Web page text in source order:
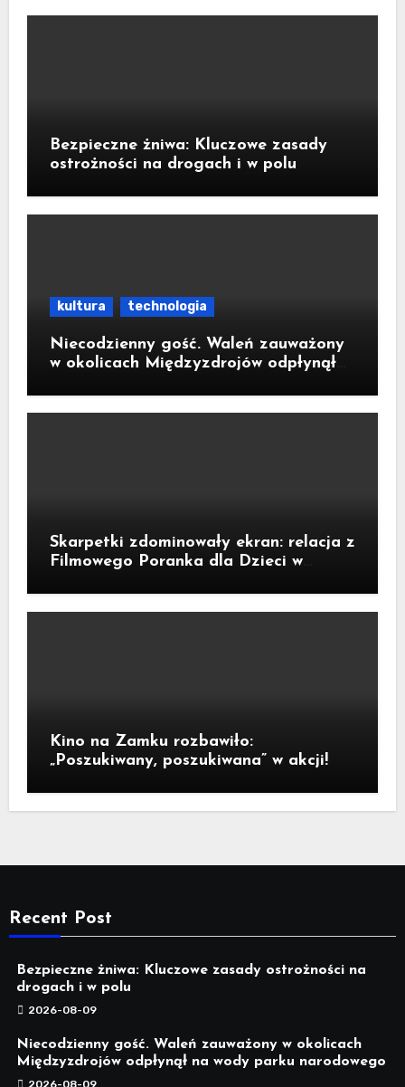
Bezpieczne żniwa: Kluczowe zasady
ostrożności na drogach i w polu
kultura technologia
Niecodzienny gość. Waleń zauważony
w okolicach Międzyzdrojów odpłynął
Skarpetki zdominowały ekran: relacja z
Filmowego Poranka dla Dzieci w
Kino na Zamku rozbawiło:
„Poszukiwany, poszukiwana” w akcji!
Recent Post
Bezpieczne żniwa: Kluczowe zasady ostrożności na
drogach i w polu
2026-08-09
Niecodzienny gość. Waleń zauważony w okolicach
Międzyzdrojów odpłynął na wody parku narodowego
2026-08-09